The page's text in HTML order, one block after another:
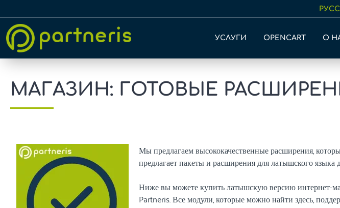
УСЛУГИ OPENCART О
МАГАЗИН: ГОТОВЫЕ
Мы предлагаем высококачественные расширения,
предлагает пакеты и расширения для латышского
Ниже вы можете купить латышскую версию интернет-
Partneris. Все модули, которые можно найти здесь,